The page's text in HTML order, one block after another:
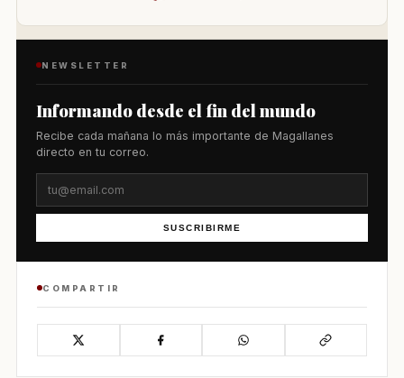
NEWSLETTER
Informando desde el fin del mundo
Recibe cada mañana lo más importante de Magallanes
directo en tu correo.
SUSCRIBIRME
COMPARTIR